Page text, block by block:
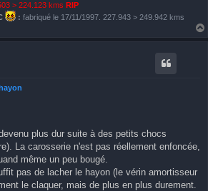
> 224.123 kms RIP
: fabriqué le 17/11/1997. 227.943 > 249.942 kms
plus dur suite à des petits chocs
La carosserie n'est pas réellement enfoncée,
même un peu bougé.
pas de lacher le hayon (le vérin amortisseur
le claquer, mais de plus en plus durement.